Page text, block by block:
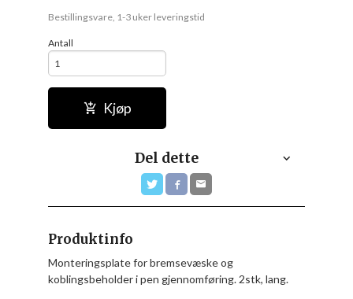
Bestillingsvare, 1-3 uker leveringstid
Antall
Kjøp
Del dette
Produktinfo
Monteringsplate for bremsevæske og
koblingsbeholder i pen gjennomføring. 2stk, lang.